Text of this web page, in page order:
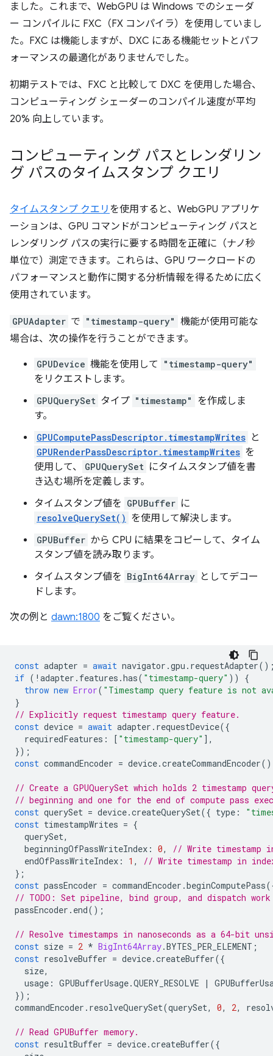
ました。これまで、WebGPU は Windows でのシェーダ
ー コンパイルに FXC（FX コンパイラ）を使用していまし
た。FXC は機能しますが、DXC にある機能セットとパフ
ォーマンスの最適化がありませんでした。
初期テストでは、FXC と比較して DXC を使用した場合、
コンピューティング シェーダーのコンパイル速度が平均
20% 向上しています。
コンピューティング パスとレンダリン
グ パスのタイムスタンプ クエリ
タイムスタンプ クエリ を使用すると、WebGPU アプリケ
ーションは、GPU コマンドがコンピューティング パスと
レンダリング パスの実行に要する時間を正確に（ナノ秒
単位で）測定できます。これらは、GPU ワークロードの
パフォーマンスと動作に関する分析情報を得るために広く
使用されています。
GPUAdapter で "timestamp-query" 機能が使用可能な
場合は、次の操作を行うことができます。
GPUDevice 機能を使用して "timestamp-query"
をリクエストします。
GPUQuerySet タイプ "timestamp"
を作成しま
す。
GPUComputePassDescriptor.timestampWrites と
GPURenderPassDescriptor.timestampWrites を
使用して、
GPUQuerySet にタイムスタンプ値を書
き込む場所を定義します。
タイムスタンプ値を GPUBuffer に
resolveQuerySet() を使用して解決します。
GPUBuffer から CPU に結果をコピーして、タイム
スタンプ値を読み取ります。
タイムスタンプ値を BigInt64Array としてデコー
ドします。
次の例と dawn:1800 をご覧ください。
const adapter = await navigator .gpu . requestAdapter
if ( ! adapter . features .has( "timestamp-query" ))
{
throw new Error( "Timestamp query feature is not
}
// Explicitly request timestamp query feature.
const device = await adapter . requestDevice({
requiredFeatures : [ "timestamp-query" ],
});
const commandEncoder = device.createCommandEncoder
// Create a GPUQuerySet which holds 2 timestamp
// beginning and one for the end of compute pass
const querySet = device.createQuerySet({ type :
const timestampWrites = {
querySet,
beginningOfPassWriteIndex : 0,
// Write timestamp
endOfPassWriteIndex : 1 ,
// Write timestamp in
};
const passEncoder = commandEncoder .beginComputePass
// TODO: Set pipeline, bind group, and dispatch
passEncoder . end();
// Resolve timestamps in nanoseconds as a 64-bit
const size = 2 * BigInt64Array.BYTES_PER_ELEMENT ;
const resolveBuffer = device.createBuffer({
size,
usage : GPUBufferUsage.QUERY_RESOLVE |
});
commandEncoder . resolveQuerySet(querySet, 0, 2,
// Read GPUBuffer memory.
const resultBuffer = device.createBuffer({